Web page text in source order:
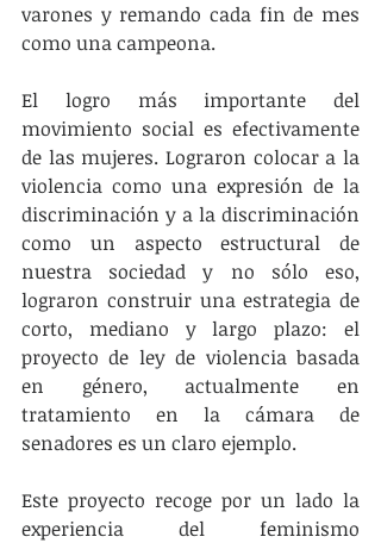
varones y remando cada fin de mes
como una campeona.
El logro más importante del
movimiento social es efectivamente
de las mujeres. Lograron colocar a la
violencia como una expresión de la
discriminación y a la discriminación
como un aspecto estructural de
nuestra sociedad y no sólo eso,
lograron construir una estrategia de
corto, mediano y largo plazo: el
proyecto de ley de violencia basada
en género, actualmente en
tratamiento en la cámara de
senadores es un claro ejemplo.
Este proyecto recoge por un lado la
experiencia del feminismo